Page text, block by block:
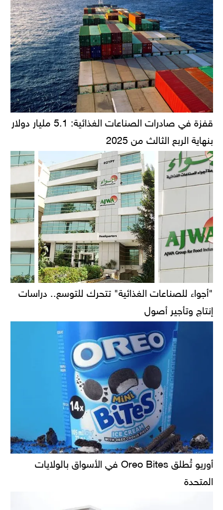
قفزة في صادرات الصناعات الغذائية: 5.1 مليار دولار
بنهاية الربع الثالث من 2025
"أجواء للصناعات الغذائية" تتحرك للتوسع.. دراسات
إنتاج وتأجير أصول
أوريو تُطلق Oreo Bites في الأسواق بالولايات
المتحدة